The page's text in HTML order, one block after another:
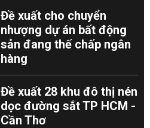
Đề xuất cho chuyển
nhượng dự án bất động
sản đang thế chấp ngân
hàng
Đề xuất 28 khu đô thị nén
dọc đường sắt TP HCM -
Cần Thơ